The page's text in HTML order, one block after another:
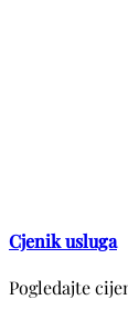
Cjenik usluga
Pogledajte